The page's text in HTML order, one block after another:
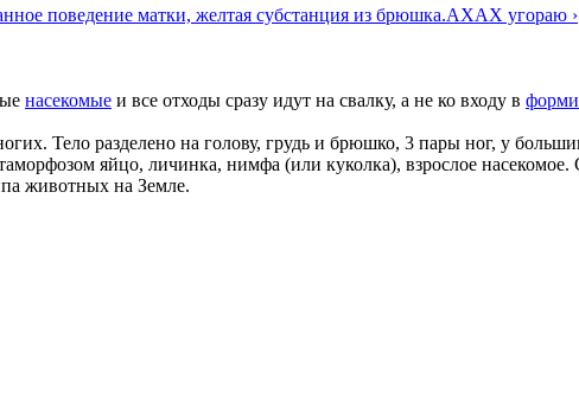
поведение матки, желтая субстанция из брюшка.АХАХ угораю ›
насекомые и все отходы сразу идут на свалку, а не ко входу в
Тело разделено на голову, грудь и брюшко, 3 пары ног, у
яйцо, личинка, нимфа (или куколка), взрослое насекомое.
животных на Земле.